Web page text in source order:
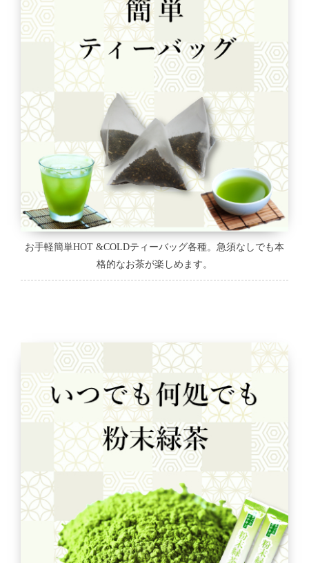
お手軽簡単HOT &COLDティーバッグ各種。急須なしでも本
格的なお茶が楽しめます。